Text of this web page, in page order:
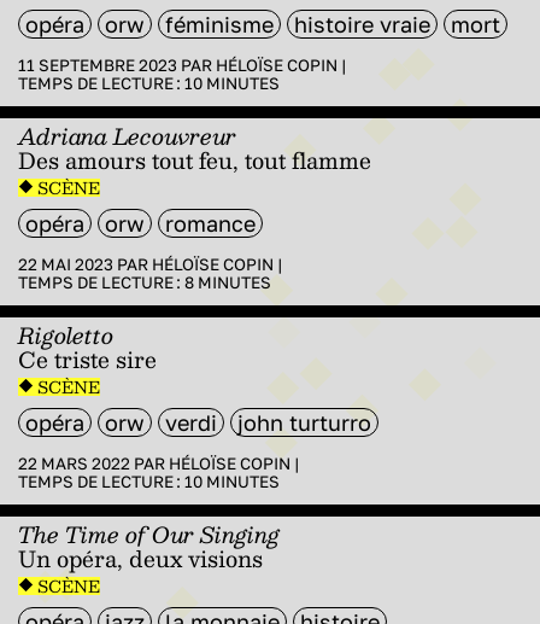
opéra orw féminisme histoire vraie mort
11 SEPTEMBRE 2023 PAR HÉLOÏSE COPIN |
TEMPS DE LECTURE : 10 MINUTES
Adriana Lecouvreur
Des amours tout feu, tout flamme
SCÈNE
opéra orw romance
22 MAI 2023 PAR HÉLOÏSE COPIN |
TEMPS DE LECTURE : 8 MINUTES
Rigoletto
Ce triste sire
SCÈNE
opéra orw verdi john turturro
22 MARS 2022 PAR HÉLOÏSE COPIN |
TEMPS DE LECTURE : 10 MINUTES
The Time of Our Singing
Un opéra, deux visions
SCÈNE